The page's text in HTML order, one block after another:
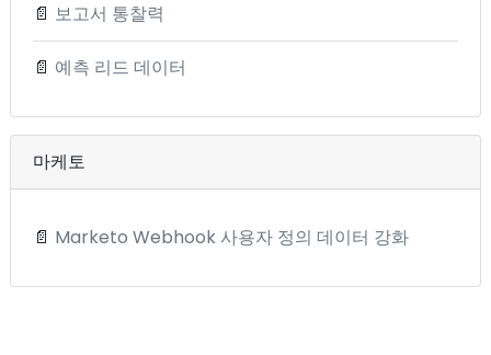
📄 보고서 통찰력
📄 예측 리드 데이터
마케토
📄 Marketo Webhook 사용자 정의 데이터 강화